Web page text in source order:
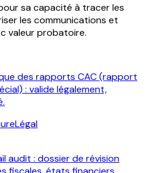
sa capacité à tracer les
les communications et
valeur probatoire.
des rapports CAC (rapport
: valide légalement,
Légal
audit : dossier de révision